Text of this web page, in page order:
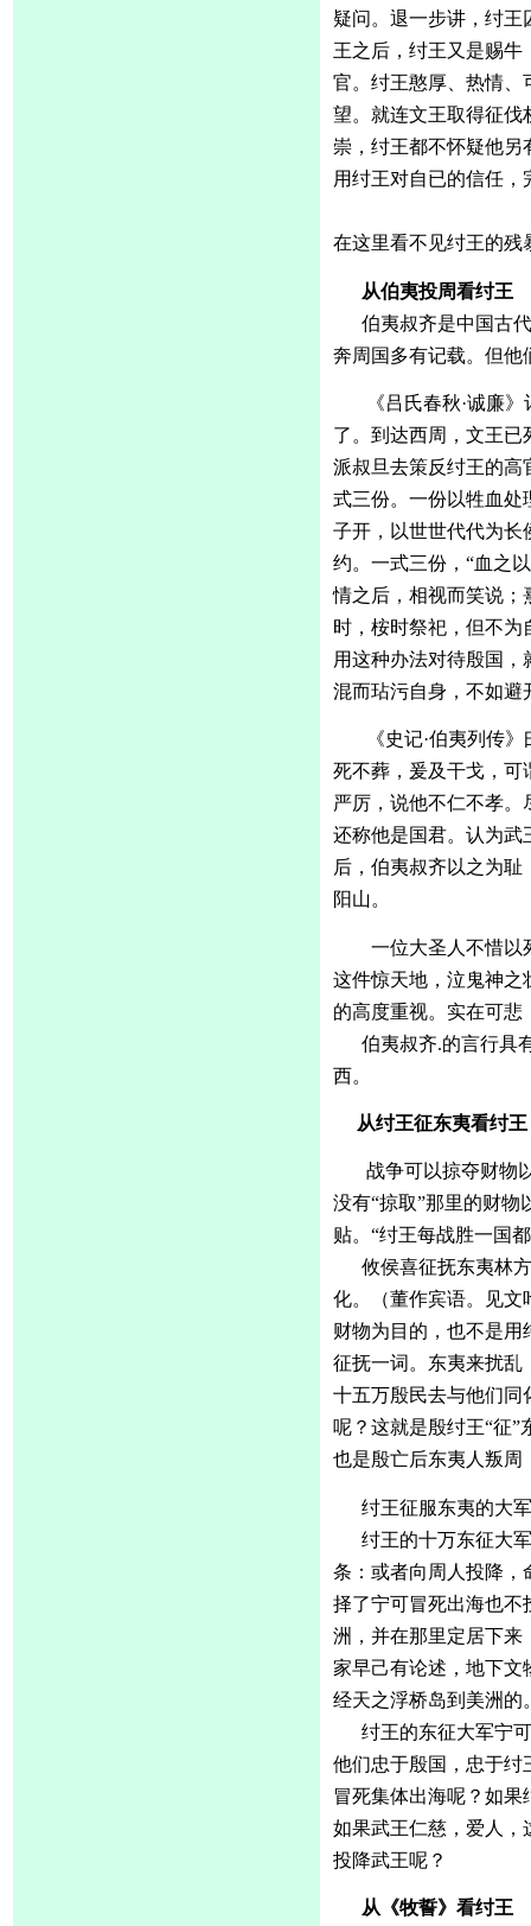
疑问。退一步讲，纣
王之后，纣王又是赐
官。纣王憨厚、热情、
望。就连文王取得征伐
崇，纣王都不怀疑他
用纣王对自已的信任
在这里看不见纣王的残
从伯夷投周看纣王
伯夷叔齐是中国古
奔周国多有记载。但他
《吕氏春秋·诚廉
了。到达西周，文王
派叔旦去策反纣王的高
式三份。一份以牲血处
子开，以世世代代为长
约。一式三份，“血之
情之后，相视而笑说；
时，桉时祭祀，但不
用这种办法对待殷国，
混而玷污自身，不如
《史记·伯夷列传
死不葬，爰及干戈，可
严厉，说他不仁不孝
还称他是国君。认为武
后，伯夷叔齐以之为
阳山。
一位大圣人不惜以
这件惊天地，泣鬼神之
的高度重视。实在可悲
伯夷叔齐.的言行具
西。
从纣王征东夷看纣王
战争可以掠夺财物
没有“掠取”那里的财物
贴。“纣王每战胜一国
攸侯喜征抚东夷林
化。（董作宾语。见文
财物为目的，也不是
征抚一词。东夷来扰乱
十五万殷民去与他们同
呢？这就是殷纣王“征”
也是殷亡后东夷人叛
纣王征服东夷的大
纣王的十万东征大
条：或者向周人投降，
择了宁可冒死出海也不
洲，并在那里定居下来
家早己有论述，地下文
经天之浮桥岛到美洲的
纣王的东征大军宁
他们忠于殷国，忠于纣
冒死集体出海呢？如
如果武王仁慈，爱人，
投降武王呢？
从《牧誓》看纣王